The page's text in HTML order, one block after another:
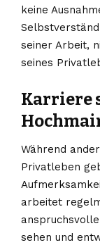
keine
seiner Arbeit,
seines
Karriere
Während
Privatleben
arbeitet
sehen und